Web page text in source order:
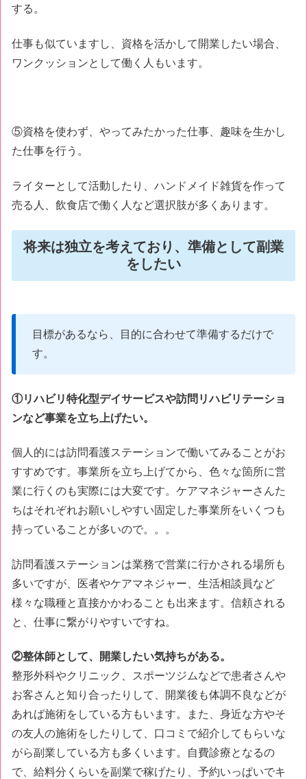
する。
仕事も似ていますし、資格を活かして開業したい場合、
ワンクッションとして働く人もいます。
⑤資格を使わず、やってみたかった仕事、趣味を生かし
た仕事を行う。
ライターとして活動したり、ハンドメイド雑貨を作って
売る人、飲食店で働く人など選択肢が多くあります。
将来は独立を考えており、準備として副業
をしたい
目標があるなら、目的に合わせて準備するだけで
す。
①リハビリ特化型デイサービスや訪問リハビリテーショ
ンなど事業を立ち上げたい。
個人的には訪問看護ステーションで働いてみることがお
すすめです。事業所を立ち上げてから、色々な箇所に営
業に行くのも実際には大変です。ケアマネジャーさんた
ちはそれぞれお願いしやすい固定した事業所をいくつも
持っていることが多いので。。。
訪問看護ステーションは業務で営業に行かされる場所も
多いですが、医者やケアマネジャー、生活相談員など
様々な職種と直接かかわることも出来ます。信頼される
と、仕事に繋がりやすいですね。
②整体師として、開業したい気持ちがある。
整形外科やクリニック、スポーツジムなどで患者さんや
お客さんと知り合ったりして、開業後も体調不良などが
あれば施術をしている方もいます。また、身近な方やそ
の友人の施術をしたりして、口コミで紹介してもらいな
がら副業している方も多くいます。自費診療となるの
で、給料分くらいを副業で稼げたり、予約いっぱいでキ